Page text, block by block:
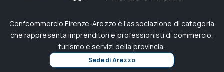
Confcommercio Firenze-Arezzo è l’associazione di categoria
che rappresenta imprenditori e professionisti di commercio,
turismo e servizi della provincia.
Sede di Arezzo